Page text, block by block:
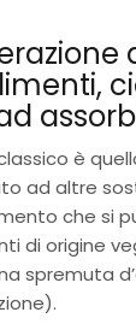
è
ad altre
che si
di origine
spremuta